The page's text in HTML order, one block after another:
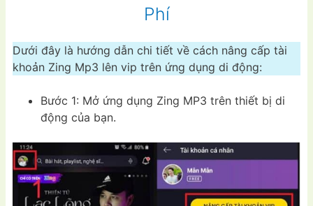
Phí
Dưới đây là hướng dẫn chi tiết về cách nâng cấp tài
khoản Zing Mp3 lên vip trên ứng dụng di động:
Bước 1: Mở ứng dụng Zing MP3 trên thiết bị di
động của bạn.